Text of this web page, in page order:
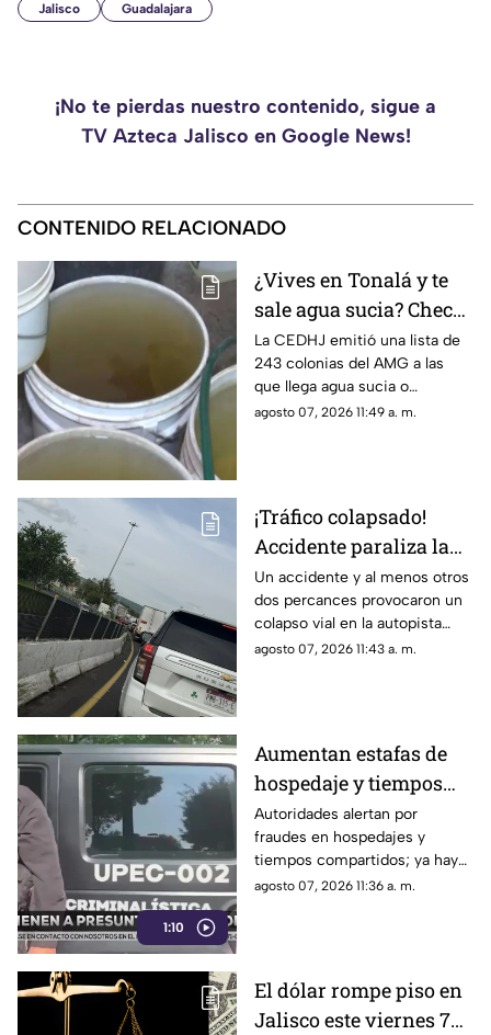
Jalisco Guadalajara
¡No te pierdas nuestro contenido, sigue a
TV Azteca Jalisco en Google News!
CONTENIDO RELACIONADO
¿Vives en Tonalá y te
sale agua sucia? Checa
si tu colonia entra en el
descuento del SIAPA
La CEDHJ emitió una lista de
243 colonias del AMG a las
que llega agua sucia o
maloliente; estas son las
agosto 07, 2026 11:49 a. m.
¡Tráfico colapsado!
Accidente paraliza la
autopista Guadalajara-
Zapotlanejo HOY
Un accidente y al menos otros
dos percances provocaron un
colapso vial en la autopista
Guadalajara-Zapotlanejo; hay
agosto 07, 2026 11:43 a. m.
1:10
Aumentan estafas de
hospedaje y tiempos
compartidos en Jalisco
Autoridades alertan por
fraudes en hospedajes y
tiempos compartidos; ya hay
un detenido y decenas de
agosto 07, 2026 11:36 a. m.
El dólar rompe piso en
Jalisco este viernes 7